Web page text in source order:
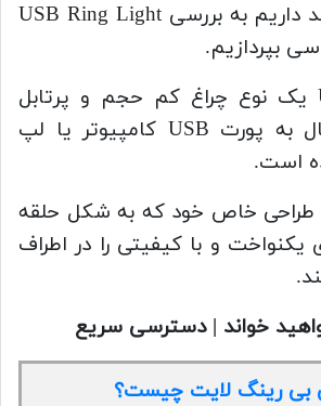
در این مطلب قصد داریم به بررسی USB Ring Light
بپردازیم.
USB Ring Light یک نوع چراغ کم حجم و پرتابل
است که با اتصال به پورت USB کامپیوتر یا لپ
است.
طراحی خاص خود که به شکل حلقه
یکنواخت و با کیفیتی را در اطراف
خواند | دسترسی سریع
بی رینگ لایت چیست؟